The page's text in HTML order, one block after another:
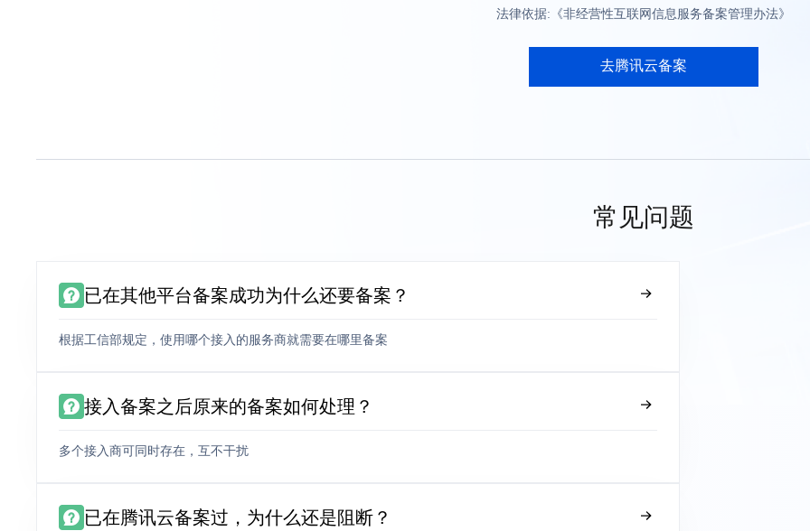
法律依据:《非经营性互联网信息服务备案管理办法》
去腾讯云备案
常见问题
已在其他平台备案成功为什么还要备案？
根据工信部规定，使用哪个接入的服务商就需要在哪里备案
接入备案之后原来的备案如何处理？
多个接入商可同时存在，互不干扰
已在腾讯云备案过，为什么还是阻断？